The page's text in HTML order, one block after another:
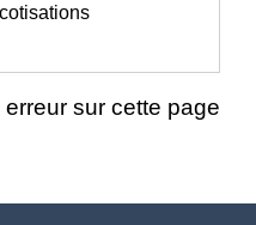
sur cette page